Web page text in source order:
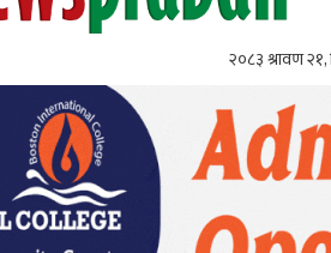
२०८३ श्रावण २१,